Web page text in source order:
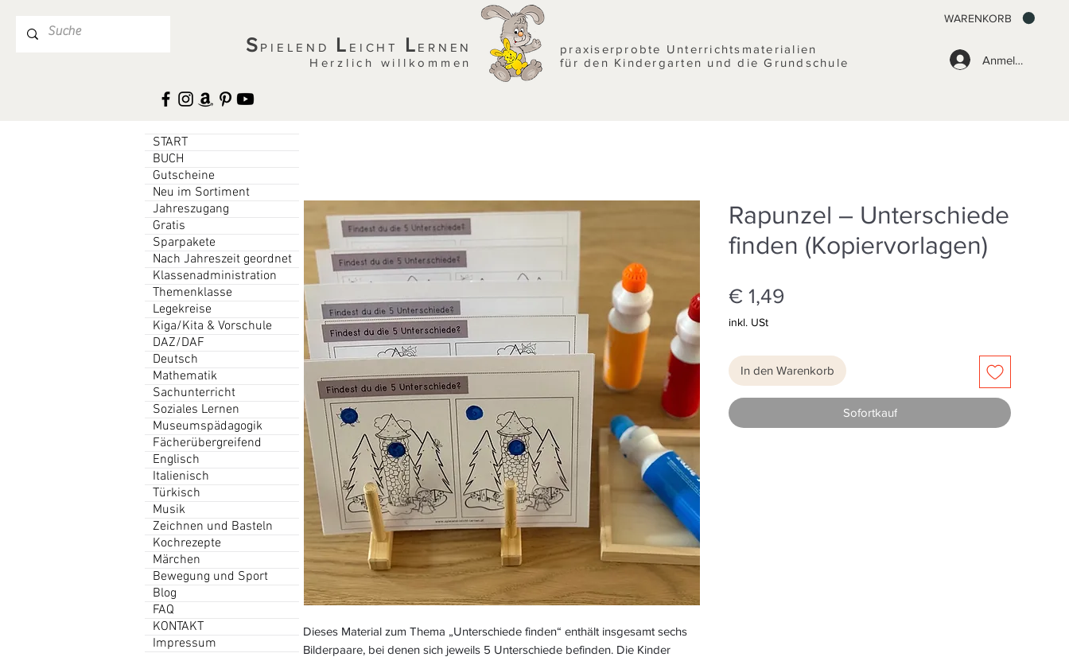
Anmelden
WARENKORB
S PIELEND L EICHT L ERNEN
Herzlich willkommen
praxiserprobte Unterrichtsmaterialien
für den Kindergarten und die Grundschule
Dieses Material zum Thema „Unterschiede finden“ enthält insgesamt sechs
Bilderpaare, bei denen sich jeweils 5 Unterschiede befinden. Die Kinder
Rapunzel – Unterschiede
finden (Kopiervorlagen)
€ 1,49
inkl. USt
In den Warenkorb
Sofortkauf
START
BUCH
Gutscheine
Neu im Sortiment
Jahreszugang
Gratis
Sparpakete
Nach Jahreszeit geordnet
Klassenadministration
Themenklasse
Legekreise
Kiga/Kita & Vorschule
DAZ/DAF
Deutsch
Mathematik
Sachunterricht
Soziales Lernen
Museumspädagogik
Fächerübergreifend
Englisch
Italienisch
Türkisch
Musik
Zeichnen und Basteln
Kochrezepte
Märchen
Bewegung und Sport
Blog
FAQ
KONTAKT
Impressum